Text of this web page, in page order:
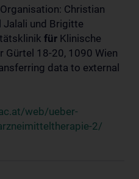
Christian
Jalali und Brigitte
für Klinische
Gürtel 18-20, 1090 Wien
data to external
web/ueber-
2/